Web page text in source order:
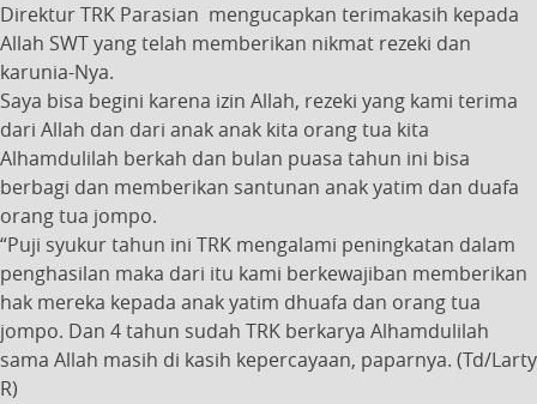
Direktur TRK Parasian mengucapkan terimakasih kepada
Allah SWT yang telah memberikan nikmat rezeki dan
karunia-Nya.
Saya bisa begini karena izin Allah, rezeki yang kami terima
dari Allah dan dari anak anak kita orang tua kita
Alhamdulilah berkah dan bulan puasa tahun ini bisa
berbagi dan memberikan santunan anak yatim dan duafa
orang tua jompo.
“Puji syukur tahun ini TRK mengalami peningkatan dalam
penghasilan maka dari itu kami berkewajiban memberikan
hak mereka kepada anak yatim dhuafa dan orang tua
jompo. Dan 4 tahun sudah TRK berkarya Alhamdulilah
sama Allah masih di kasih kepercayaan, paparnya. (Td/Larty
R)